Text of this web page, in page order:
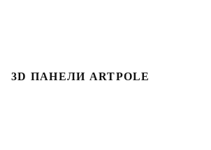
3D ПАНЕЛИ ARTPOLE